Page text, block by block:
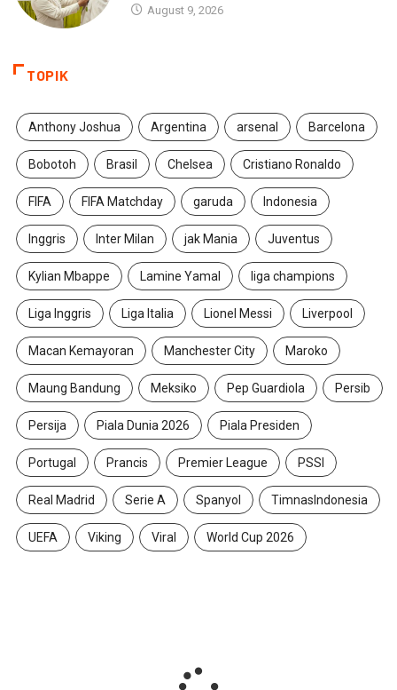
August 9, 2026
TOPIK
Anthony Joshua Argentina arsenal Barcelona
Bobotoh Brasil Chelsea Cristiano Ronaldo
FIFA FIFA Matchday garuda Indonesia
Inggris Inter Milan jak Mania Juventus
Kylian Mbappe Lamine Yamal liga champions
Liga Inggris Liga Italia Lionel Messi Liverpool
Macan Kemayoran Manchester City Maroko
Maung Bandung Meksiko Pep Guardiola Persib
Persija Piala Dunia 2026 Piala Presiden
Portugal Prancis Premier League PSSI
Real Madrid Serie A Spanyol TimnasIndonesia
UEFA Viking Viral World Cup 2026